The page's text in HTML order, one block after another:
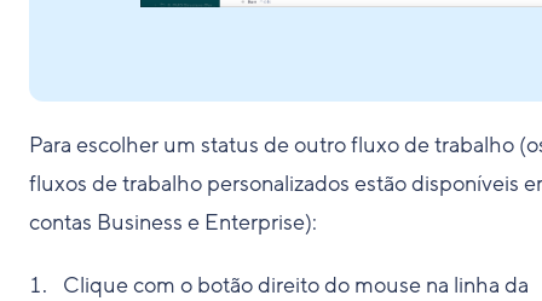
Para escolher um status de outro fluxo de trabalho
fluxos de trabalho personalizados estão disponíveis
contas Business e Enterprise):
Clique com o botão direito do mouse na linha da